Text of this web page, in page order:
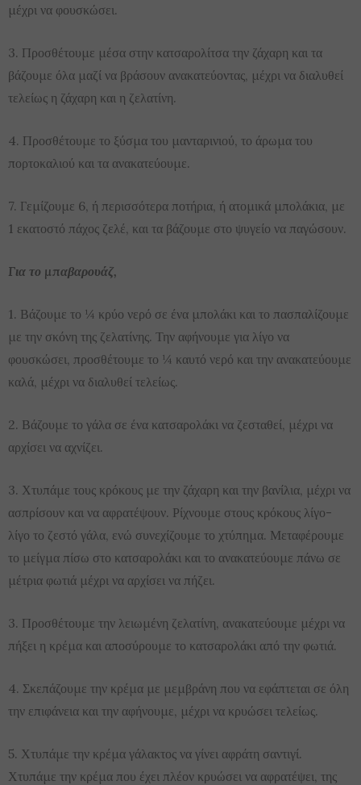
μέχρι να φουσκώσει.
3. Προσθέτουμε μέσα στην κατσαρολίτσα την ζάχαρη και τα
βάζουμε όλα μαζί να βράσουν ανακατεύοντας, μέχρι να διαλυθεί
τελείως η ζάχαρη και η ζελατίνη.
4. Προσθέτουμε το ξύσμα του μανταρινιού, το άρωμα του
πορτοκαλιού και τα ανακατεύουμε.
7. Γεμίζουμε 6, ή περισσότερα ποτήρια, ή ατομικά μπολάκια, με
1 εκατοστό πάχος ζελέ, και τα βάζουμε στο ψυγείο να παγώσουν.
Για το μπαβαρουάζ,
1. Βάζουμε το ¼ κρύο νερό σε ένα μπολάκι και το πασπαλίζουμε
με την σκόνη της ζελατίνης. Την αφήνουμε για λίγο να
φουσκώσει, προσθέτουμε το ¼ καυτό νερό και την ανακατεύουμε
καλά, μέχρι να διαλυθεί τελείως.
2. Βάζουμε το γάλα σε ένα κατσαρολάκι να ζεσταθεί, μέχρι να
αρχίσει να αχνίζει.
3. Χτυπάμε τους κρόκους με την ζάχαρη και την βανίλια, μέχρι να
ασπρίσουν και να αφρατέψουν. Ρίχνουμε στους κρόκους λίγο-
λίγο το ζεστό γάλα, ενώ συνεχίζουμε το χτύπημα. Μεταφέρουμε
το μείγμα πίσω στο κατσαρολάκι και το ανακατεύουμε πάνω σε
μέτρια φωτιά μέχρι να αρχίσει να πήζει.
3. Προσθέτουμε την λειωμένη ζελατίνη, ανακατεύουμε μέχρι να
πήξει η κρέμα και αποσύρουμε το κατσαρολάκι από την φωτιά.
4. Σκεπάζουμε την κρέμα με μεμβράνη που να εφάπτεται σε όλη
την επιφάνεια και την αφήνουμε, μέχρι να κρυώσει τελείως.
5. Χτυπάμε την κρέμα γάλακτος να γίνει αφράτη σαντιγί.
Χτυπάμε την κρέμα που έχει πλέον κρυώσει να αφρατέψει, της